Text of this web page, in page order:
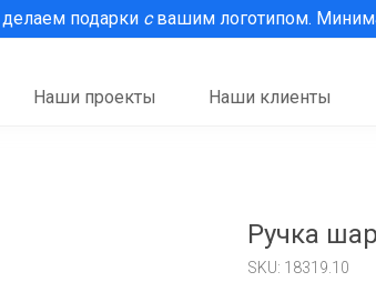
Наши клиенты
Наши проекты
подарки свашим логотипом.
Ручка
SKU: 18319.10